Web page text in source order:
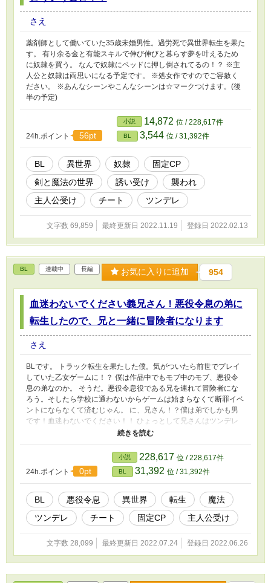
さえ
薬剤師として働いていた35歳未婚男性。過労死で異世界転生を果た
す。 有り余る金と有能スキルで伸び伸びと暮らす夢を叶えるため
に奴隷を買う。 なんで奴隷にベッドに押し倒されてるの！？ ※主
人公と奴隷は両思いになる予定です。 ※処女作ですのでご容赦く
ださい。 ※あんなシーンやこんなシーンは☆マークつけます。(後
半の予定)
24h.ポイント 56pt
小説 14,872 位 / 228,617件
BL 3,544 位 / 31,392件
BL 異世界 奴隷
固定CP
剣と魔法の世界
誘い受け
襲われ
主人公受け
チート ツンデレ
文字数 69,859 最終更新日 2022.11.19 登録日 2022.02.13
BL 連載中 長編 お気に入りに追加 954
血迷わないでください義兄さん！悪役令息の弟に
転生したので、兄と一緒に冒険者になります
さえ
BLです。 トラック転生を果たした僕。気がついたら前世でプレイ
していた乙女ゲームに！？ 僕は作品中でもモブ中のモブ、悪役令
息の弟なのか。 そうだ。悪役令息役である兄を連れて冒険者にな
ろう。そしたら学校に通わないからゲームは始まらなくて断罪イベ
ントにならなくて済むじゃん。 に、兄さん！？僕は弟でしかも男
です！血迷わないでください！！ ひょっとして兄さんはツンデレ
ですか？ え！兄さんじゃなくて義兄なの！？なら、、、 、、、な
ってやつか！？ 気楽に読めるを目指してます。 ※R-18シーンは☆
マークつけます
24h.ポイント
0pt
小説 228,617 位 / 228,617件
BL 31,392 位 / 31,392件
BL 悪役令息 異世界 転生
魔法
ツンデレ
チート 固定CP 主人公受け
文字数 28,099 最終更新日 2022.07.24 登録日 2022.06.26